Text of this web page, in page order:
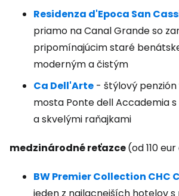
Residenza d'Epoca San
priamo na Canal Grande so
pripomínajúcim staré
moderným a čistým
Ca Dell'Arte - štýlový
mosta Ponte dell Accademia
a skvelými raňajkami
medzinárodné reťazce(od 110
BW Premier Collection CHC